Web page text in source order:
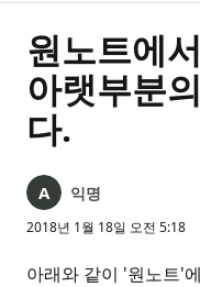
원노트에
아랫부분
다.
익명
2018년 1월 18일 오전 5:18
아래와 같이 '원노트'